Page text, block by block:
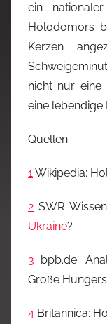
ein
Holodomors
Kerzen
nicht nur eine
eine lebendige
Quellen:
1Wikipedia:
2 SWR
Ukraine?
3 bpb.de:
Große
4 Britannica: